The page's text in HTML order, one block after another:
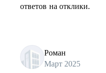
ответов на отклики.
Роман
Март 2025